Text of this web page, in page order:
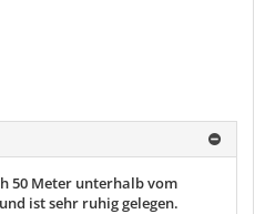
50 Meter unterhalb vom
ist sehr ruhig gelegen.